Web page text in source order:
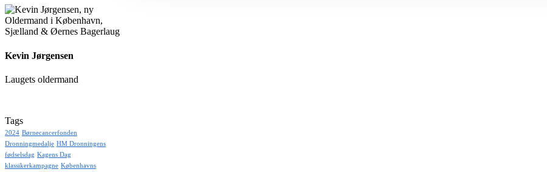
Kevin Jørgensen
Laugets oldermand
Tags
2024 Børnecancerfonden
Dronningmedalje HM Dronningens
fødselsdag Kagens Dag
klassikerkampagne Københavns